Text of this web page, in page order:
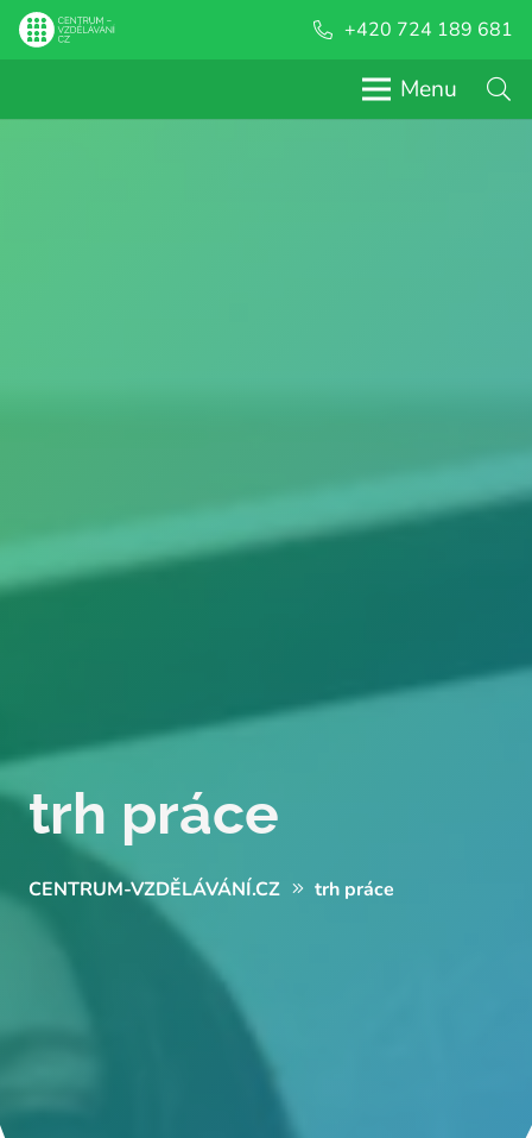
+420 724 189 681
Menu
trh práce
CENTRUM-VZDĚLÁVÁNÍ.CZ trh práce